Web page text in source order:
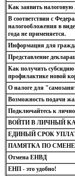
Как заявить
В соответствии с
налогообложения в
года не применяется.
Информация для
Представление
Как получить
профилактике новой
О налоге для
Возможность подачи
Подключайтесь к
ВОЙТИ В ЛИЧНЫЙ
ЕДИНЫЙ СРОК
ПАМЯТКА ПО
Отмена ЕНВД
ЕНП - это удобно!